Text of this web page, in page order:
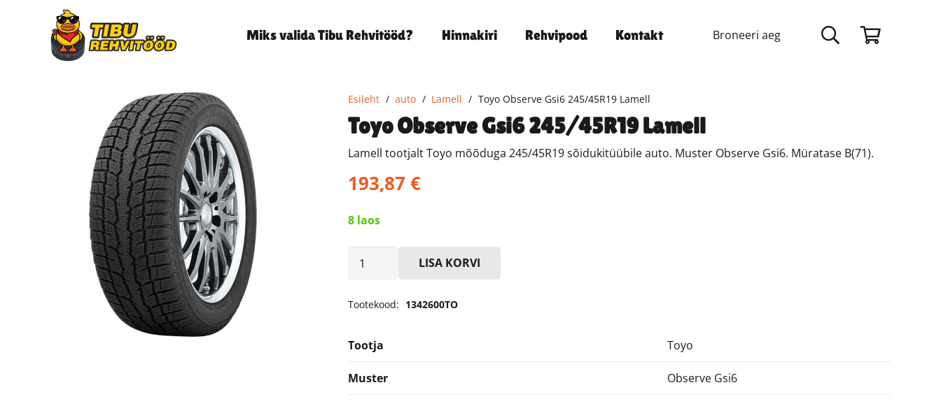
Miks valida Tibu Rehvitööd? Hinnakiri Rehvipood Kontakt Broneeri aeg
Esileht / auto / Lamell / Toyo Observe Gsi6 245/45R19 Lamell
Toyo Observe Gsi6 245/45R19 Lamell
Lamell tootjalt Toyo mõõduga 245/45R19 sõidukitüübile auto. Muster Observe Gsi6. Müratase B(71).
193,87 €
8 laos
Toyo
kogus
LISA KORVI
Tootekood: 1342600TO
Tootja Toyo
Muster Observe Gsi6